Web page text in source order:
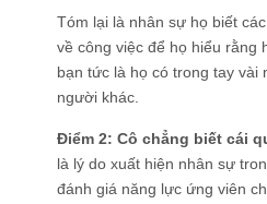
Tóm lại là nhân sự họ biết
về công việc để họ hiểu rằng
bạn tức là họ có trong tay
người khác.
Điểm 2: Cô chẳng biết cái
là lý do xuất hiện nhân sự
đánh giá năng lực ứng viên